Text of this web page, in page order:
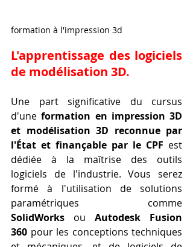
formation à l'impression 3d
L'apprentissage des logiciels
de modélisation 3D.
Une part significative du cursus
d'une formation en impression 3D
et modélisation 3D reconnue par
l'État et finançable par le CPF est
dédiée à la maîtrise des outils
logiciels de l'industrie. Vous serez
formé à l'utilisation de solutions
SolidWorks ou Autodesk Fusion
360 pour les conceptions techniques